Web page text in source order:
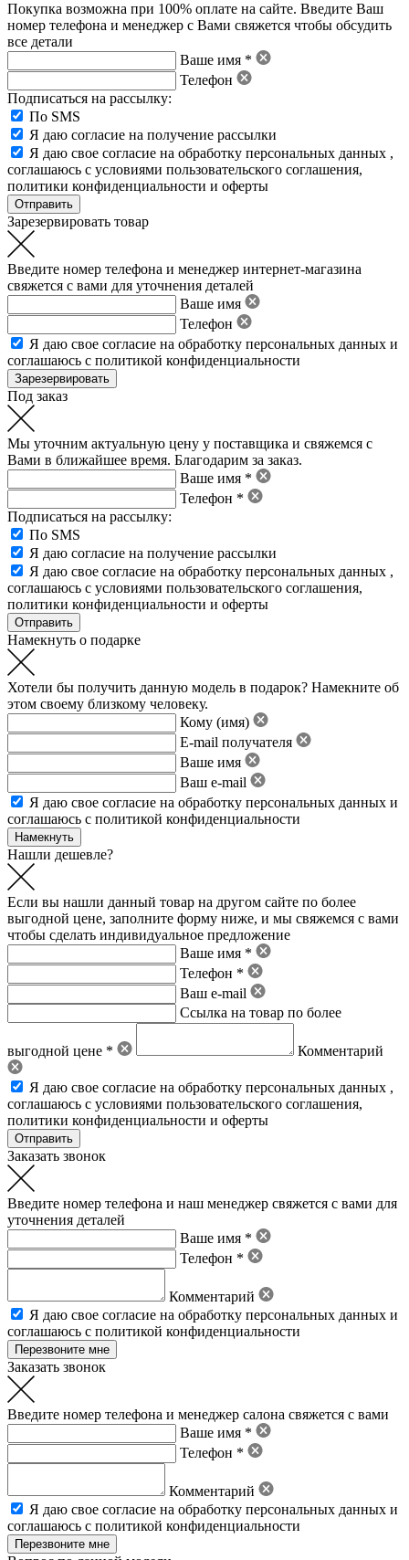
Покупка возможна при 100% оплате на сайте. Введите Ваш
номер телефона и менеджер с Вами свяжется чтобы обсудить
все детали
Ваше имя *
Телефон
Подписаться на рассылку:
По SMS
Я даю согласие на получение рассылки
Я даю свое согласие на обработку персональных данных ,
соглашаюсь с условиями пользовательского соглашения,
политики конфиденциальности и оферты
Зарезервировать товар
Введите номер телефона и менеджер интернет-магазина
свяжется с вами для уточнения деталей
Ваше имя
Телефон
Я даю свое согласие на обработку персональных данных и
соглашаюсь с политикой конфиденциальности
Под заказ
Мы уточним актуальную цену у поставщика и свяжемся с
Вами в ближайшее время. Благодарим за заказ.
Ваше имя *
Телефон *
Подписаться на рассылку:
По SMS
Я даю согласие на получение рассылки
Я даю свое согласие на обработку персональных данных ,
соглашаюсь с условиями пользовательского соглашения,
политики конфиденциальности и оферты
Намекнуть о подарке
Хотели бы получить данную модель в подарок? Намекните об
этом своему близкому человеку.
Кому (имя)
E-mail получателя
Ваше имя
Ваш e-mail
Я даю свое согласие на обработку персональных данных и
соглашаюсь с политикой конфиденциальности
Нашли дешевле?
Если вы нашли данный товар на другом сайте по более
выгодной цене, заполните форму ниже, и мы свяжемся с вами
чтобы сделать индивидуальное предложение
Ваше имя *
Телефон *
Ваш e-mail
Ссылка на товар по более
выгодной цене * Комментарий
Я даю свое согласие на обработку персональных данных ,
соглашаюсь с условиями пользовательского соглашения,
политики конфиденциальности и оферты
Заказать звонок
Введите номер телефона и наш менеджер свяжется с вами для
уточнения деталей
Ваше имя *
Телефон *
Комментарий
Я даю свое согласие на обработку персональных данных и
соглашаюсь с политикой конфиденциальности
Заказать звонок
Введите номер телефона и менеджер салона свяжется с вами
Ваше имя *
Телефон *
Комментарий
Я даю свое согласие на обработку персональных данных и
соглашаюсь с политикой конфиденциальности